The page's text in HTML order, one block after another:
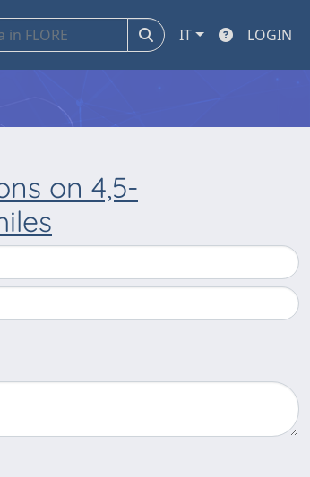
IT LOGIN
on 4,5-